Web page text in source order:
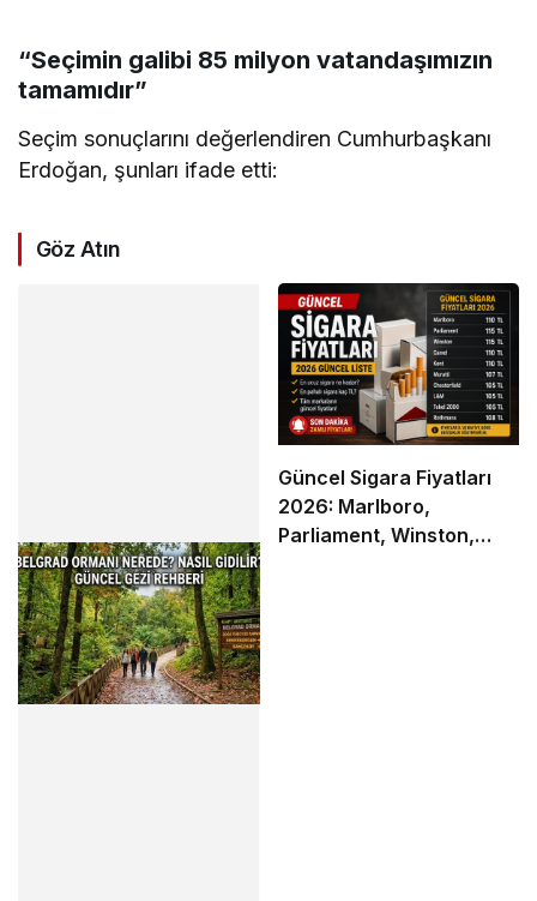
“Seçimin galibi 85 milyon vatandaşımızın
tamamıdır”
Seçim sonuçlarını değerlendiren Cumhurbaşkanı
Erdoğan, şunları ifade etti:
Göz Atın
Güncel Sigara Fiyatları
2026: Marlboro,
Parliament, Winston,